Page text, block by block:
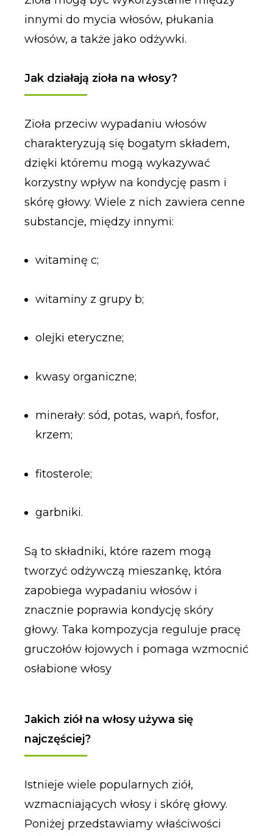
innymi do mycia włosów, płukania
włosów, a także jako odżywki.
Jak działają zioła na włosy?
Zioła przeciw wypadaniu włosów
charakteryzują się bogatym składem,
dzięki któremu mogą wykazywać
korzystny wpływ na kondycję pasm i
skórę głowy. Wiele z nich zawiera cenne
substancje, między innymi:
witaminę c;
witaminy z grupy b;
olejki eteryczne;
kwasy organiczne;
minerały: sód, potas, wapń, fosfor,
krzem;
fitosterole;
garbniki.
Są to składniki, które razem mogą
tworzyć odżywczą mieszankę, która
zapobiega wypadaniu włosów i
znacznie poprawia kondycję skóry
głowy. Taka kompozycja reguluje pracę
gruczołów łojowych i pomaga wzmocnić
osłabione włosy
Jakich ziół na włosy używa się
najczęściej?
Istnieje wiele popularnych ziół,
wzmacniających włosy i skórę głowy.
Poniżej przedstawiamy właściwości